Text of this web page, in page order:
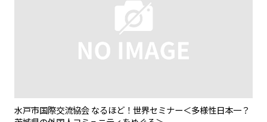
水戸市国際交流協会 なるほど！世界セミナー＜多様性日本一？